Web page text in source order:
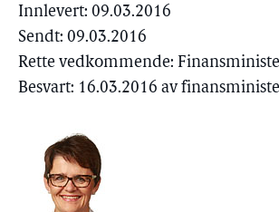
Innlevert: 09.03.2016
Sendt: 09.03.2016
Rette vedkommende:
Besvart: 16.03.2016 av